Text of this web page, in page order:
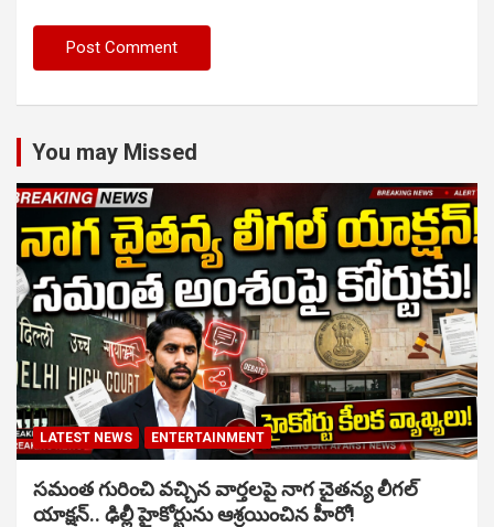
You may Missed
LATEST NEWS ENTERTAINMENT
సమంత గురించి వచ్చిన వార్తలపై నాగ చైతన్య లీగల్
యాక్షన్.. ఢిల్లీ హైకోర్టును ఆశ్రయించిన హీరో!